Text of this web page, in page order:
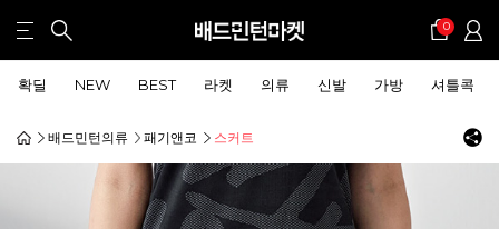
0
확딜 NEW BEST 라켓 의류 신발 가방 셔틀콕
배드민턴의류 패기앤코 스커트